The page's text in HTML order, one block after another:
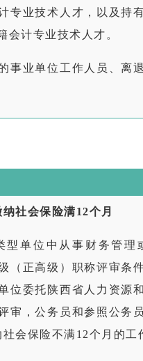
专业技术人才，以及持
会计专业技术人才。
事业单位工作人员、离
社会保险满12个月
型单位中从事财务管理
（正高级）职称评审条
位委托陕西省人力资源
审，公务员和参照公务
会保险不满12个月的工